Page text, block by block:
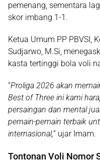
pemenang, sementara
skor imbang 1-1.
Ketua Umum PP PBVSI,
Sudjarwo, M.Si,
kasta tertinggi bola voli
“Proliga 2026 akan
Best of Three ini kami
persaingan dan mental
pemain-pemain terbaik
internasional,” ujar Imam.
Tontonan Voli Nomor